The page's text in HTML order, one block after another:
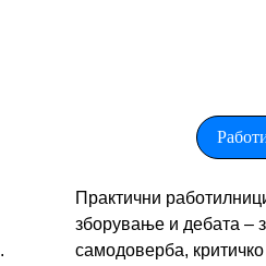
Практични
зборување и дебата –
самодоверба,